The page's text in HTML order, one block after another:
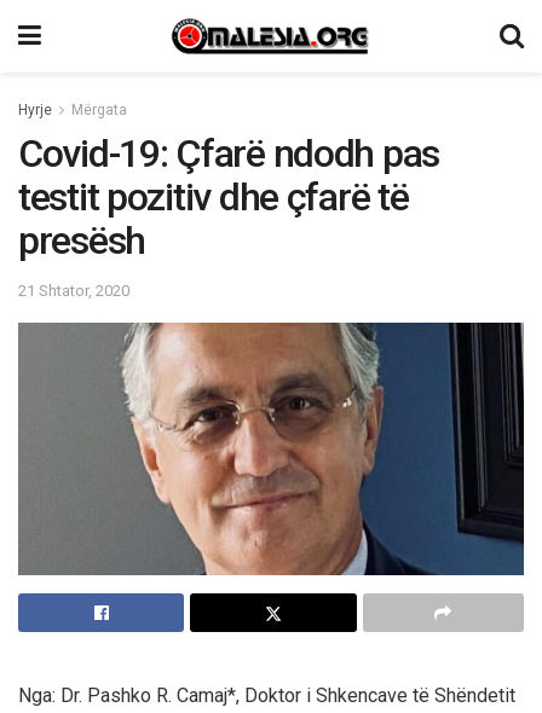
Hyrje Mërgata
Covid-19: Çfarë ndodh pas
testit pozitiv dhe çfarë të
presësh
21 Shtator, 2020
Nga: Dr. Pashko R. Camaj*, Doktor i Shkencave të Shëndetit